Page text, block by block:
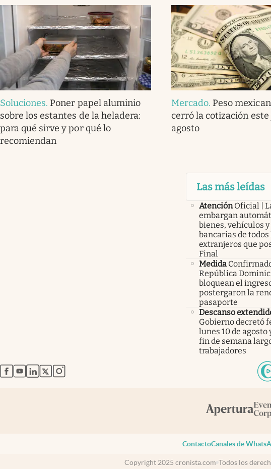
Soluciones. Poner papel aluminio
sobre los estantes de la heladera:
para qué sirve y por qué lo
recomiendan
Mercado. Peso
cerró la cotización este
agosto
Las más leídas
Atención Oficial |
embargan
bienes, vehículos
bancarias de
extranjeros que
Final
Medida
República
bloquean el
postergaron la
pasaporte
Descanso
Gobierno decretó
lunes 10 de agosto
fin de semana
trabajadores
abre en nueva pestaña
abre en nueva pestaña
abre en nueva pestaña
abre en nueva pestaña
abre en nueva pestaña
ContactoCanales de
Copyright 2025 cronista.com Todos los